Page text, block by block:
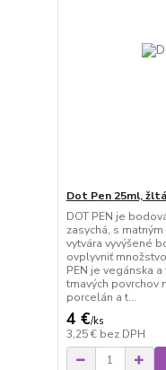
Dot Pen 25ml, žltá
DOT PEN je
zasychá, s
vytvára vyvýšené
ovplyvniť
PEN je vegánska
tmavých povrchov
porcelán a t...
4 €/ks
3,25 € bez DPH